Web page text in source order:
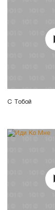
С Тобой